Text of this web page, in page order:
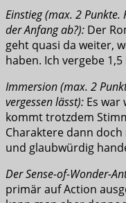
Einstieg (max. 2
der Anfang ab?): Der
geht quasi da weiter,
haben. Ich vergebe 1,5
Immersion (max. 2
vergessen lässt): Es war
kommt trotzdem
Charaktere dann
und glaubwürdig
Der Sense-of-Wonder-
primär auf Action